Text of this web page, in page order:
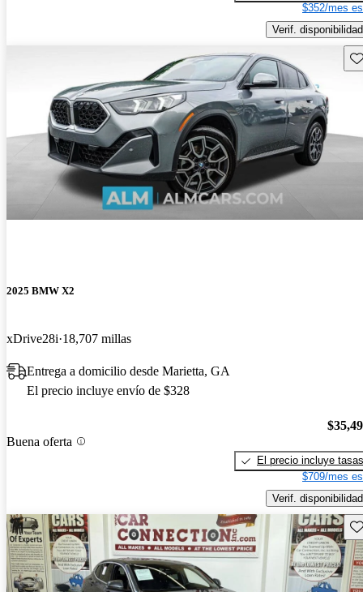
$352/mes
Verif. disponibilidad
2025 BMW X2
xDrive28i 18,707 millas
Entrega a domicilio desde Marietta, GA
El precio incluye envío de $328
Buena oferta
El precio incluye tasas
$709/mes
Verif. disponibilidad